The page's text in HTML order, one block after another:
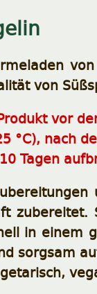
von
vor
°C), nach
Tagen
in einem
sorgsam